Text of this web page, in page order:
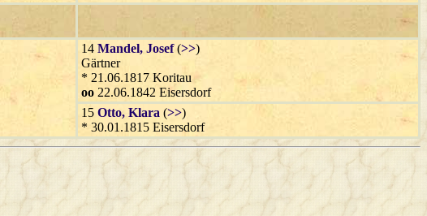
14 Mandel, Josef(>>)
Gärtner
* 21.06.1817 Koritau
oo 22.06.1842 Eisersdorf
15 Otto, Klara (>>)
* 30.01.1815 Eisersdorf